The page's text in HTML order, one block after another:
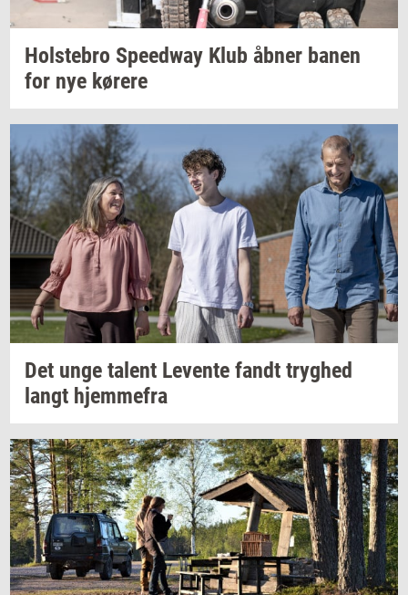
Holste­bro Spe­edway Klub åbner banen
for nye kø­re­re
Det unge ta­lent Le­ven­te fandt tryg­hed
langt hjem­me­fra